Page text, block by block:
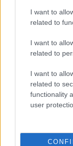
I want to
related to
I want to
related to
I want to
related to
functionality
user
Le